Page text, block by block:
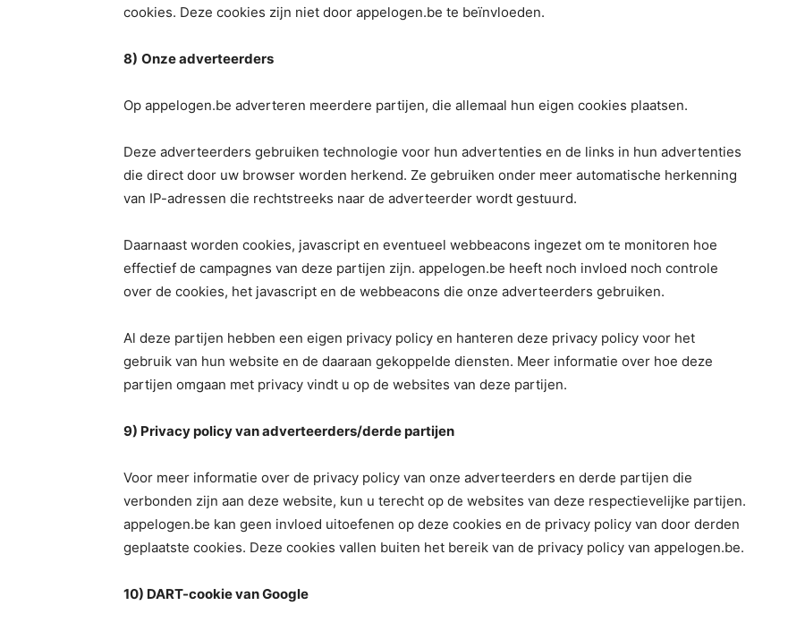
cookies. Deze cookies zijn niet door appelogen.be te beïnvloeden.
8) Onze adverteerders
Op appelogen.be adverteren meerdere partijen, die allemaal hun eigen cookies plaatsen.
Deze adverteerders gebruiken technologie voor hun advertenties en de links in hun advertenties
die direct door uw browser worden herkend. Ze gebruiken onder meer automatische herkenning
van IP-adressen die rechtstreeks naar de adverteerder wordt gestuurd.
Daarnaast worden cookies, javascript en eventueel webbeacons ingezet om te monitoren hoe
effectief de campagnes van deze partijen zijn. appelogen.be heeft noch invloed noch controle
over de cookies, het javascript en de webbeacons die onze adverteerders gebruiken.
Al deze partijen hebben een eigen privacy policy en hanteren deze privacy policy voor het
gebruik van hun website en de daaraan gekoppelde diensten. Meer informatie over hoe deze
partijen omgaan met privacy vindt u op de websites van deze partijen.
9) Privacy policy van adverteerders/derde partijen
Voor meer informatie over de privacy policy van onze adverteerders en derde partijen die
verbonden zijn aan deze website, kun u terecht op de websites van deze respectievelijke partijen.
appelogen.be kan geen invloed uitoefenen op deze cookies en de privacy policy van door derden
geplaatste cookies. Deze cookies vallen buiten het bereik van de privacy policy van appelogen.be.
10) DART-cookie van Google